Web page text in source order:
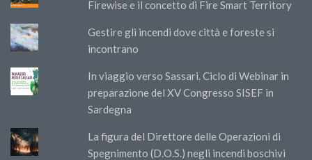
Firewise e il concetto di Fire Smart Territory
Gestire gli incendi dove città e foreste si
incontrano
In viaggio verso Sassari. Ciclo di Webinar in
preparazione del XV Congresso SISEF in
Sardegna
La figura del Direttore delle Operazioni di
Spegnimento (D.O.S.) negli incendi boschivi